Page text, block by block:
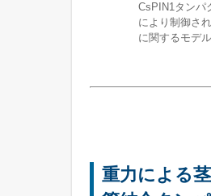
CsPIN1タンパ
により制御さ
に関するモデル
重力による